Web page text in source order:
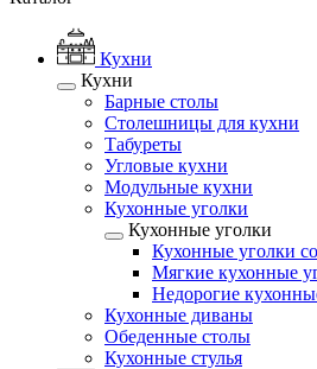
Кухни
Кухни
Барные столы
Столешницы для кухни
Табуреты
Угловые кухни
Модульные кухни
Кухонные уголки
Кухонные уголки
Кухонные уголки
Мягкие кухонные
Недорогие
Кухонные диваны
Обеденные столы
Кухонные стулья